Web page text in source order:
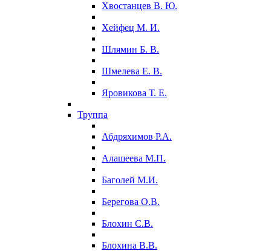
Хвостанцев В. Ю.
Хейфец М. И.
Шлямин Б. В.
Шмелева Е. В.
Яровикова Т. Е.
Труппа
Абдряхимов Р.А.
Алашеева М.П.
Баголей М.И.
Берегова О.В.
Блохин С.В.
Блохина В.В.